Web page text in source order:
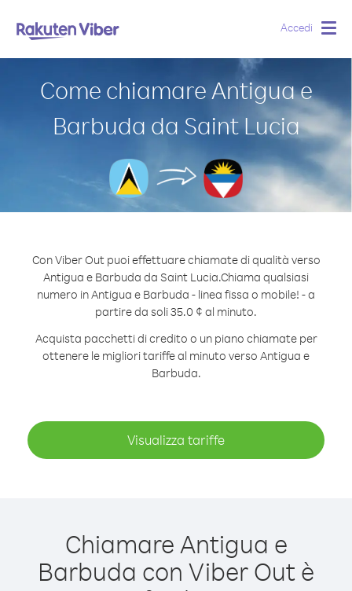
Accedi
Come chiamare Antigua e
Barbuda da Saint Lucia
Con Viber Out puoi effettuare chiamate di qualità verso
Antigua e Barbuda da Saint Lucia.Chiama qualsiasi
numero in Antigua e Barbuda - linea fissa o mobile! - a
partire da soli 35.0 ¢ al minuto.
Acquista pacchetti di credito o un piano chiamate per
ottenere le migliori tariffe al minuto verso Antigua e
Barbuda.
Visualizza tariffe
Chiamare Antigua e
Barbuda con Viber Out è